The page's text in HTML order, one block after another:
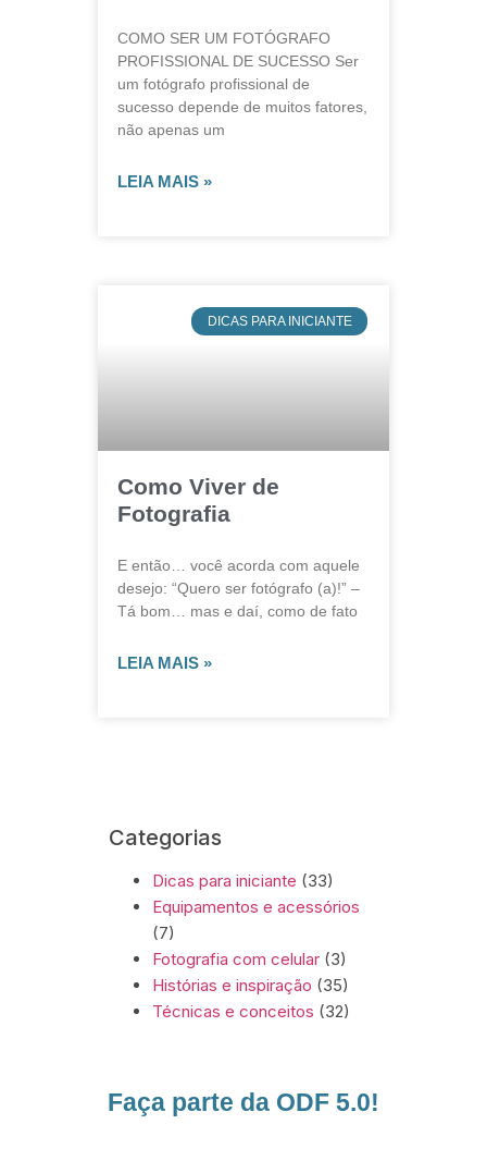
COMO SER UM FOTÓGRAFO
PROFISSIONAL DE SUCESSO Ser
um fotógrafo profissional de
sucesso depende de muitos fatores,
não apenas um
LEIA MAIS »
DICAS PARA INICIANTE
Como Viver de
Fotografia
E então… você acorda com aquele
desejo: “Quero ser fotógrafo (a)!” –
Tá bom… mas e daí, como de fato
LEIA MAIS »
Categorias
Dicas para iniciante (33)
Equipamentos e acessórios
(7)
Fotografia com celular (3)
Histórias e inspiração (35)
Técnicas e conceitos (32)
Faça parte da ODF 5.0!